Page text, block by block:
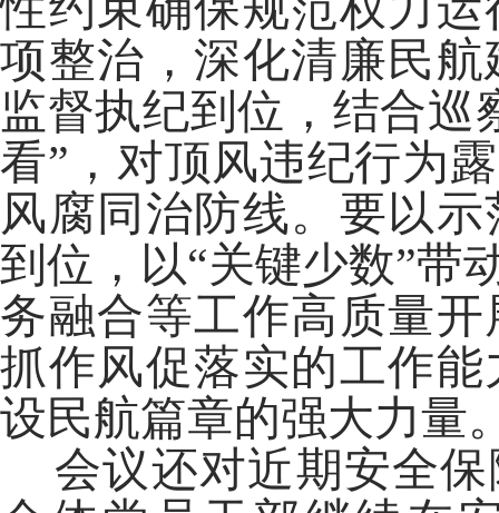
项整治，深化清廉民
监督执纪到位，结合巡
看”，对顶风违纪行为
风腐同治防线。要以
到位，以“关键少数”带
务融合等工作高质量
抓作风促落实的工作
设民航篇章的强大力量
会议还对近期安全保